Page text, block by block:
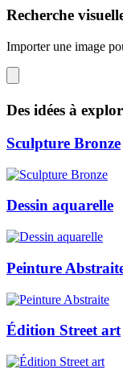
Recherche
Importer une image
Des idées à
Sculpture Bronze
Dessin aquarelle
Peinture
Édition Street art